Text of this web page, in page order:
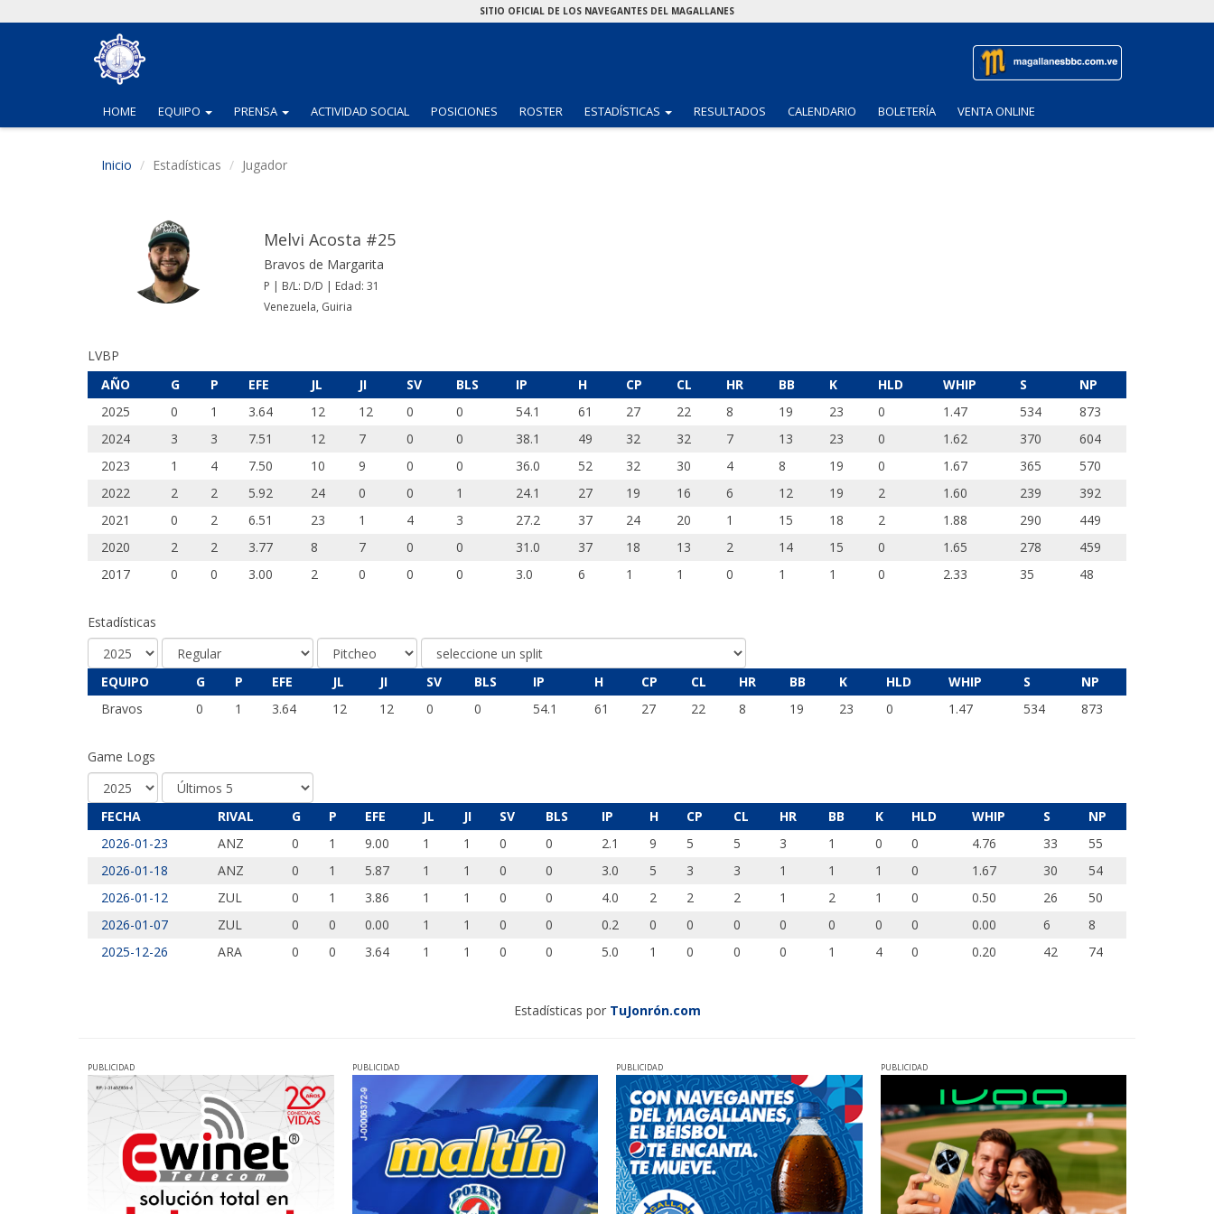
SITIO OFICIAL DE LOS NAVEGANTES DEL MAGALLANES
HOME EQUIPO (CURRENT)
PRENSA (CURRENT)
ACTIVIDAD SOCIAL POSICIONES ROSTER ESTADÍSTICAS (CURRENT)
RESULTADOS CALENDARIO BOLETERÍA VENTA ONLINE
Inicio Estadísticas Jugador
Melvi Acosta #25
Bravos de Margarita
P | B/L: D/D | Edad: 31
Venezuela, Guiria
LVBP
AÑO
G P EFE JL JI SV BLS IP H CP CL HR BB K HLD WHIP S
NP
2025
0 1 3.64 12 12 0 0 54.1 61 27 22 8 19 23 0 1.47 534
873
2024
3 3 7.51 12 7 0 0 38.1 49 32 32 7 13 23 0 1.62 370
604
2023
1 4 7.50 10 9 0 0 36.0 52 32 30 4 8 19 0 1.67 365
570
2022
2 2 5.92 24 0 0 1 24.1 27 19 16 6 12 19 2 1.60 239
392
2021
0 2 6.51 23 1 4 3 27.2 37 24 20 1 15 18 2 1.88 290
449
2020
2 2 3.77 8 7 0 0 31.0 37 18 13 2 14 15 0 1.65 278
459
2017
0 0 3.00 2 0 0 0 3.0 6 1 1 0 1 1 0 2.33 35 48
Estadísticas
EQUIPO G P EFE JL JI SV BLS IP H CP CL HR BB K HLD WHIP S
NP
Bravos
0 1 3.64 12 12 0 0 54.1 61 27 22 8 19 23 0 1.47 534 873
Game Logs
FECHA RIVAL G P EFE JL JI SV BLS IP H CP CL HR BB K HLD WHIP S
NP
2026-01-23
ANZ 0 1 9.00 1 1 0 0 2.1 9 5 5 3 1 0 0 4.76 33
55
2026-01-18
ANZ 0 1 5.87 1 1 0 0 3.0 5 3 3 1 1 1 0 1.67 30
54
2026-01-12
ZUL 0 1 3.86 1 1 0 0 4.0 2 2 2 1 2 1 0 0.50 26
50
2026-01-07
ZUL 0 0 0.00 1 1 0 0 0.2 0 0 0 0 0 0 0 0.00 6
8
2025-12-26
ARA 0 0 3.64 1 1 0 0 5.0 1 0 0 0 1 4 0 0.20 42 74
Estadísticas por TuJonrón.com
PUBLICIDAD PUBLICIDAD PUBLICIDAD PUBLICIDAD